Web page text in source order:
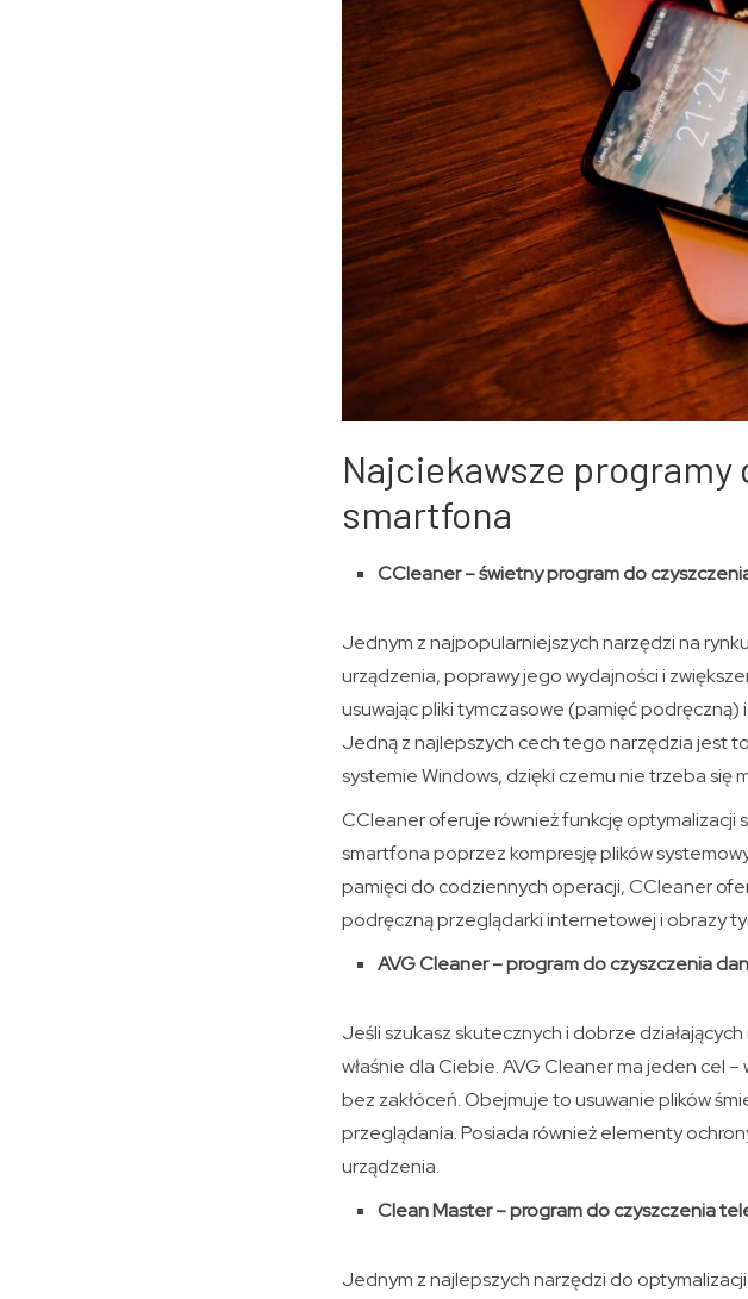
Najciekawsze
smartfona
CCleaner – świetny program do
Jednym z najpopularniejszych narzędzi na
urządzenia, poprawy jego wydajności i
usuwając pliki tymczasowe (pamięć
Jedną z najlepszych cech tego narzędzia jest
systemie Windows, dzięki czemu nie trzeba się
CCleaner oferuje również funkcję optymalizacji
smartfona poprzez kompresję plików
pamięci do codziennych operacji, CCleaner
podręczną przeglądarki internetowej i obrazy
AVG Cleaner – program do czyszczenia
Jeśli szukasz skutecznych i dobrze
właśnie dla Ciebie. AVG Cleaner ma jeden cel
bez zakłóceń. Obejmuje to usuwanie plików
przeglądania. Posiada również elementy
urządzenia.
Clean Master – program do czyszczenia
Jednym z najlepszych narzędzi do